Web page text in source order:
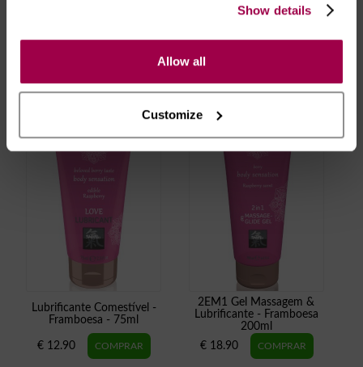
Show details
Allow all
Customize
Possibilidade de atraso em épocas festivas.
RECOMENDAMOS
Lubrificante Comestível -
Framboesa - 75ml
€ 12.90
2EM1 Gel Massagem &
Lubrificante - Framboesa
200ml
€ 18.90